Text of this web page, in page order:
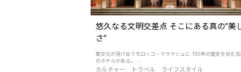
悠久なる文明交差点 そこにある真の”美
さ”
異文化が溶け合うモロッコ・マラケシュに 100年の歴史を刻む
のホテルがある。 ...
カルチャー トラベル ライフスタイル